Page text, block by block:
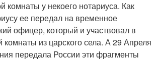
комнаты у некоего нотариуса. Как
ее передал на временное
офицер, который и участвовал в
комнаты из царского села. А 29 Апреля
передала России эти фрагменты